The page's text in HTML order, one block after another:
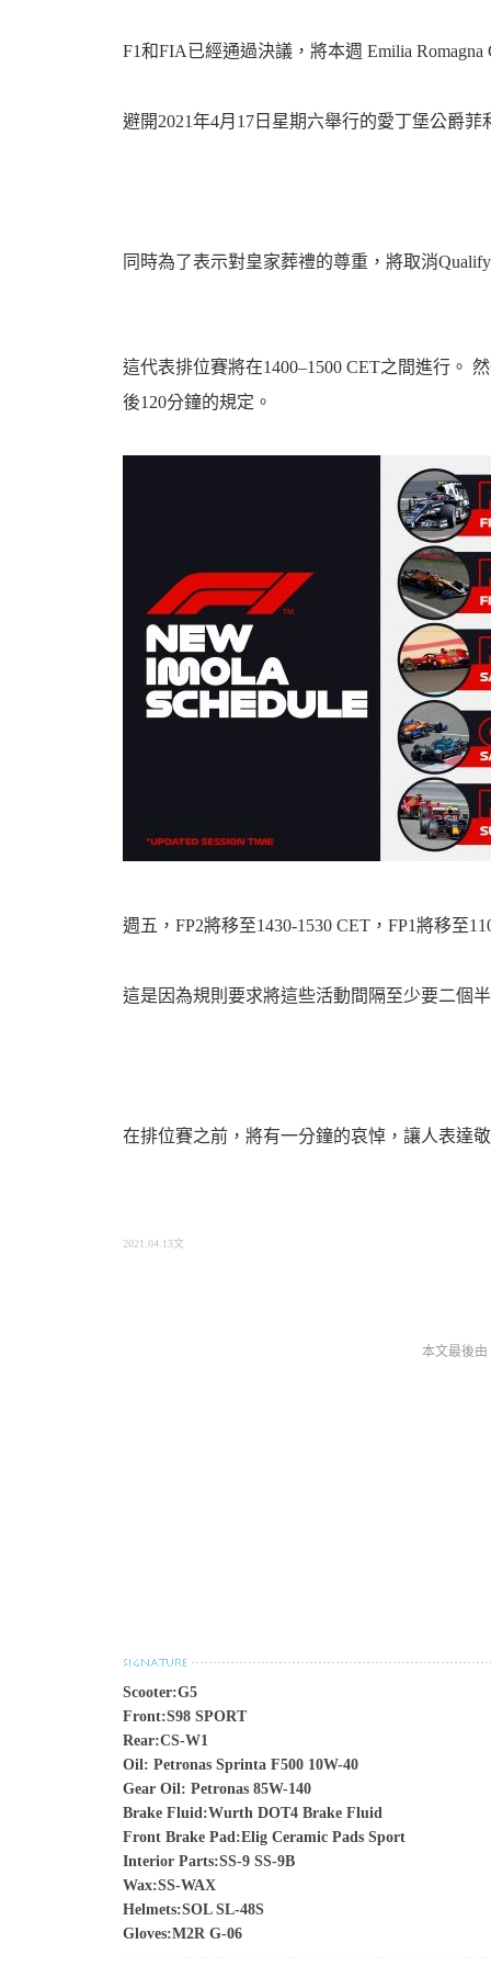
F1和FIA已經通過決議，將本週 Emilia
避開2021年4月17日星期六舉行的愛丁堡公爵
同時為了表示對皇家葬禮的尊重，將取消
這代表排位賽將在1400–1500 CET之間進行。
後120分鐘的規定。
週五，FP2將移至1430-1530 CET，FP1將移至
這是因為規則要求將這些活動間隔至少要二個
在排位賽之前，將有一分鐘的哀悼，讓人表達
2021.04.13文
本文最後由
Scooter:G5
Front:S98 SPORT
Rear:CS-W1
Oil: Petronas Sprinta F500 10W-40
Gear Oil: Petronas 85W-140
Brake Fluid:Wurth DOT4 Brake Fluid
Front Brake Pad:Elig Ceramic Pads Sport
Interior Parts:SS-9 SS-9B
Wax:SS-WAX
Helmets:SOL SL-48S
Gloves:M2R G-06